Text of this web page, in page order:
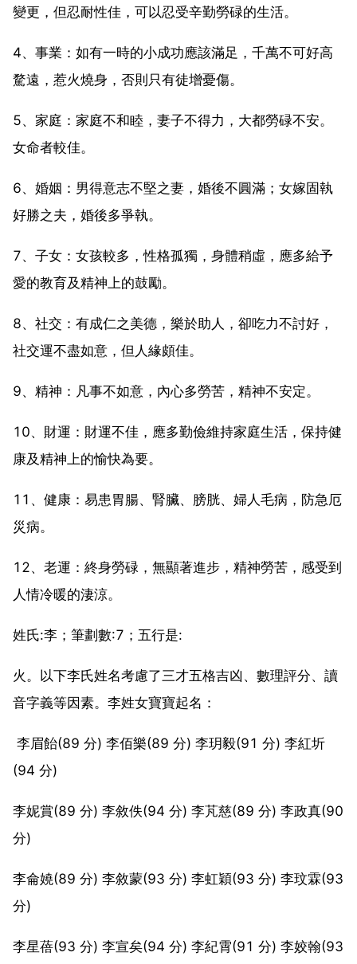
變更，但忍耐性佳，可以忍受辛勤勞碌的生活。
4、事業：如有一時的小成功應該滿足，千萬不可好高
騖遠，惹火燒身，否則只有徒增憂傷。
5、家庭：家庭不和睦，妻子不得力，大都勞碌不安。
女命者較佳。
6、婚姻：男得意志不堅之妻，婚後不圓滿；女嫁固執
好勝之夫，婚後多爭執。
7、子女：女孩較多，性格孤獨，身體稍虛，應多給予
愛的教育及精神上的鼓勵。
8、社交：有成仁之美德，樂於助人，卻吃力不討好，
社交運不盡如意，但人緣頗佳。
9、精神：凡事不如意，內心多勞苦，精神不安定。
10、財運：財運不佳，應多勤儉維持家庭生活，保持健
康及精神上的愉快為要。
11、健康：易患胃腸、腎臟、膀胱、婦人毛病，防急厄
災病。
12、老運：終身勞碌，無顯著進步，精神勞苦，感受到
人情冷暖的淒涼。
姓氏:李；筆劃數:7；五行是:
火。以下李氏姓名考慮了三才五格吉凶、數理評分、讀
音字義等因素。李姓女寶寶起名：
李眉飴(89 分) 李佰樂(89 分) 李玥毅(91 分) 李紅圻
(94 分)
李妮賞(89 分) 李敘佚(94 分) 李芃慈(89 分) 李政真(90
分)
李侖嬈(89 分) 李敘蒙(93 分) 李虹穎(93 分) 李玟霖(93
分)
李星蓓(93 分) 李宣矣(94 分) 李紀霄(91 分) 李姣翰(93